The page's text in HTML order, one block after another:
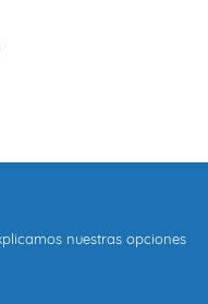
nuestras opciones